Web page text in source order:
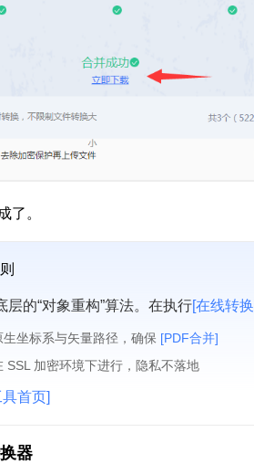
了。
的“对象重构”算法。在执行[在线转换]
坐标系与矢量路径，确保 [PDF合并]
加密环境下进行，隐私不落地
首页]
器